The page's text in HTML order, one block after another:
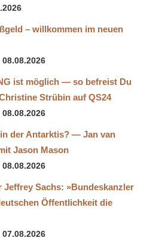
– willkommen im neuen
08.08.2026
ist möglich — so befreist Du
Strübin auf QS24
08.08.2026
der Antarktis? — Jan van
Jason Mason
08.08.2026
Jeffrey Sachs: »Bundeskanzler
Öffentlichkeit die
07.08.2026